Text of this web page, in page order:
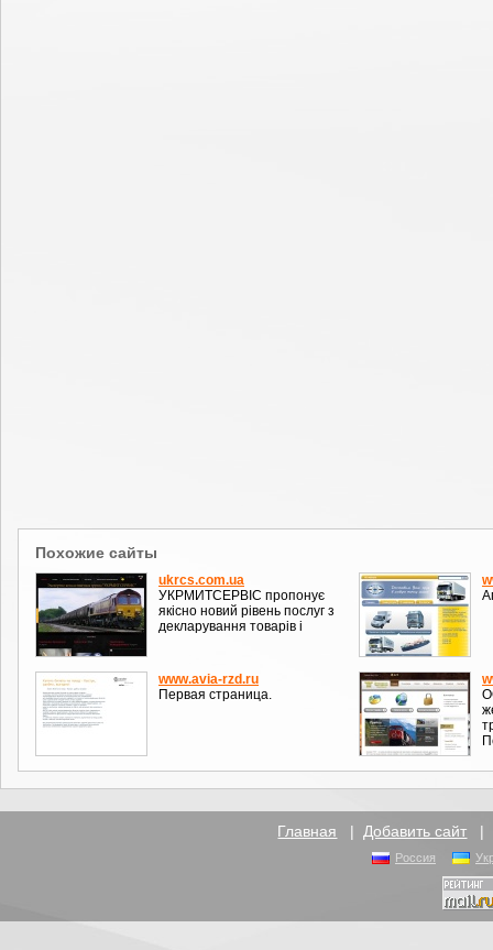
Похожие сайты
ukrcs.com.ua
УКРМИТСЕРВІС пропонує
якісно новий рівень послуг з
декларування товарів і
www.avia-rzd.ru
Первая страница.
Главная | Добавить сайт |
Россия